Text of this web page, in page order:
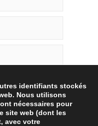
mail et mon site
prochain
identifiants stockés
Nous utilisons
nécessaires pour
site web (dont les
avec votre